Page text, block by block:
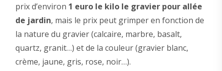
prix d’environ 1 euro le kilo le gravier pour allée
de jardin, mais le prix peut grimper en fonction de
la nature du gravier (calcaire, marbre, basalt,
quartz, granit…) et de la couleur (gravier blanc,
crème, jaune, gris, rose, noir…).